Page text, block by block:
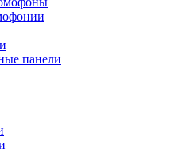
панели